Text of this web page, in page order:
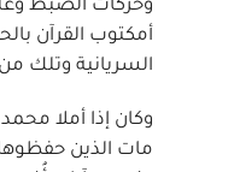
وحركات الضبط
أمكتوب القرآن
السريانية وتلك من
وكان إذا أملا
مات الذين